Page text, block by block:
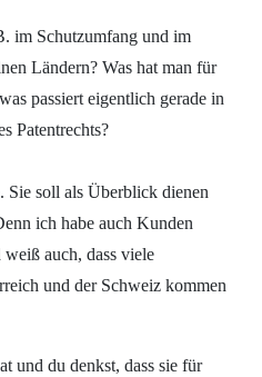
im Schutzumfang und im
Ländern? Was hat man für
passiert eigentlich gerade in
Patentrechts?
Sie soll als Überblick dienen
ich habe auch Kunden
auch, dass viele
und der Schweiz kommen
und du denkst, dass sie für